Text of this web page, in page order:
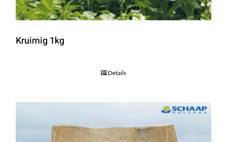
Kruimig 1kg
Details